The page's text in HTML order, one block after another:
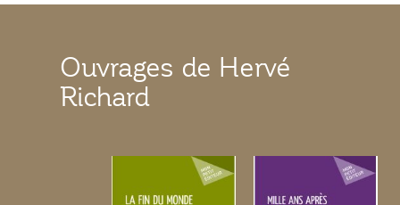
Ouvrages de Hervé
Richard